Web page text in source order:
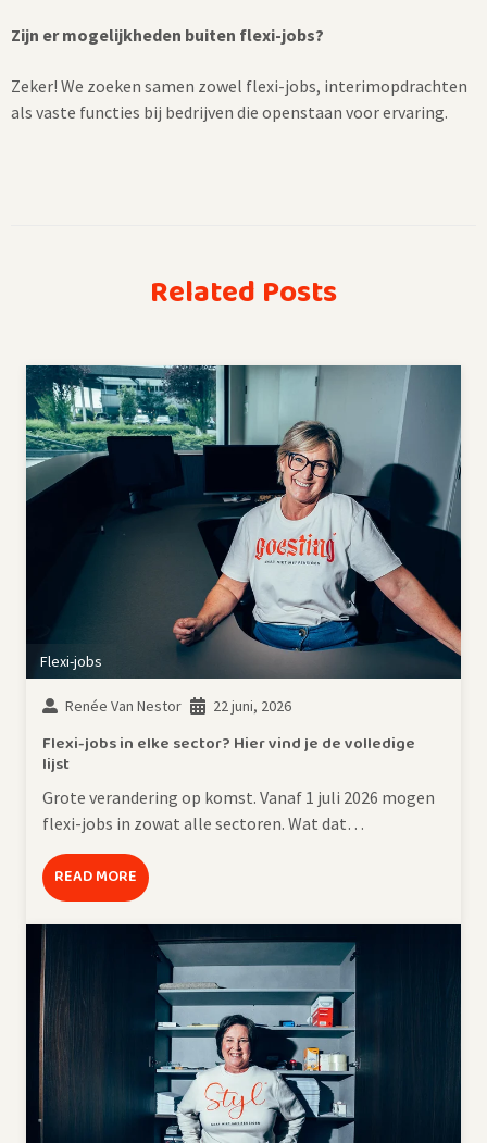
Zijn er mogelijkheden buiten flexi-jobs?
Zeker! We zoeken samen zowel flexi-jobs, interimopdrachten
als vaste functies bij bedrijven die openstaan voor ervaring.
Related Posts
Flexi-jobs
Renée Van Nestor 22 juni, 2026
Flexi-jobs in elke sector? Hier vind je de volledige
lijst
Grote verandering op komst. Vanaf 1 juli 2026 mogen
flexi-jobs in zowat alle sectoren. Wat dat…
READ MORE